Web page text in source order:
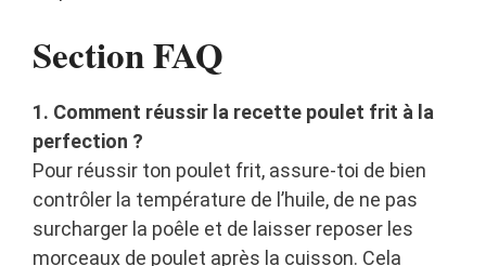
Section FAQ
1. Comment réussir la recette poulet frit à la
perfection ?
Pour réussir ton poulet frit, assure-toi de bien
contrôler la température de l’huile, de ne pas
surcharger la poêle et de laisser reposer les
morceaux de poulet après la cuisson. Cela